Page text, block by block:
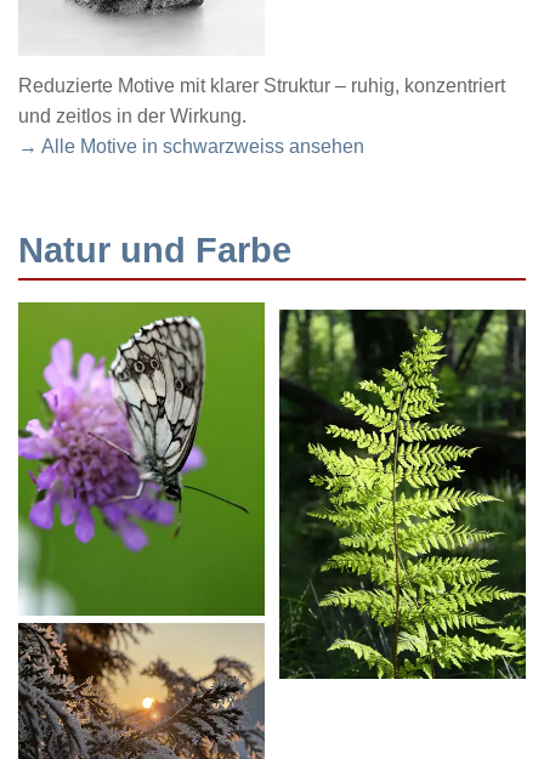
Reduzierte Motive mit klarer Struktur – ruhig, konzentriert
und zeitlos in der Wirkung.
→ Alle Motive in schwarzweiss ansehen
Natur und Farbe